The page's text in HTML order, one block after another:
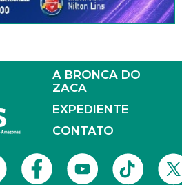
A BRONCA DO
ZACA
EXPEDIENTE
CONTATO